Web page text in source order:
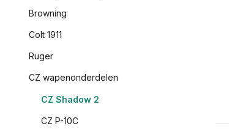
Browning
Colt 1911
Ruger
CZ wapenonderdelen
CZ Shadow 2
CZ P-10C